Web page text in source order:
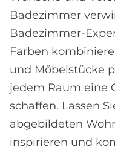
Badezimmer
Badezimmer-
Farben
und Möbelstücke
jedem Raum eine
schaffen. Lassen
abgebildeten
inspirieren und